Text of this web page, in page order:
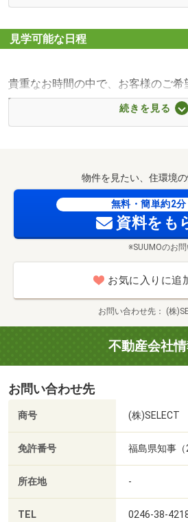
まずは相談だけでもOKです！
お問い合わせおまちしております♪
分）
■【小学校】いわき市立江名小学校
■【小学校】いわき市立豊間小学校
分）
■【幼稚園・保育園】いわき市立江
■【幼稚園・保育園】いわき市立豊
徒歩58分）
■【郵便局】江名郵便局（約1094m
■【郵便局】豊間郵便局（約1973m
■【郵便局】中之作郵便局（約
見学可能な日程
貴重なお時間の中で、お客様のご
提供いたします。
(１) さくっと見学コース (30
〇物件のポイントを中心にご案
(２) じっくり見学コース （
〇物件説明に加え、周辺環境や
〇複数物件のご案内に加え、住
社で対応可能な
オプション工事について詳しく
〇購入前の不安や疑問をお気軽に
さい
◆ 現地見学について ◆
・当日案内も可能です
続きを見る
物件を見たい、住環境
無料・簡単約2分
資料をも
※SUUMOのお
お気に入りに追
お問い合わせ先 (株
不動産会社
お問い合わせ先
商号 (株)SELECT
免許番号 福島県知事
所在地 -
TEL 0246-38-